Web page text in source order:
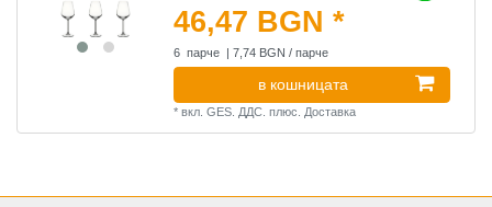
46,47 BGN *
6 парче | 7,74 BGN / парче
в кошницата
*вкл. GES. ДДС. плюс. Доставка